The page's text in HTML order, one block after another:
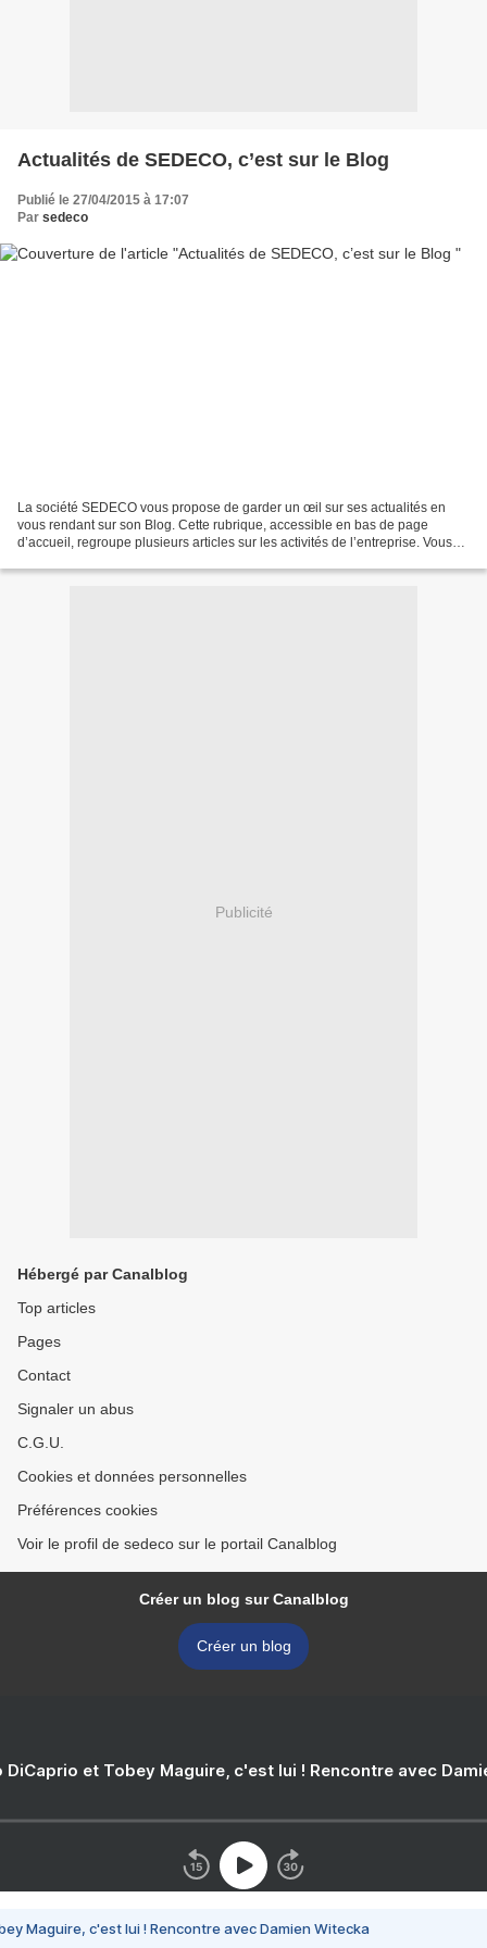
Actualités de SEDECO, c’est sur le Blog
Publié le 27/04/2015 à 17:07
Par sedeco
La société SEDECO vous propose de garder un œil sur ses actualités en
vous rendant sur son Blog. Cette rubrique, accessible en bas de page
d’accueil, regroupe plusieurs articles sur les activités de l’entreprise. Vous
Publicité
Hébergé par Canalblog
Top articles
Pages
Contact
Signaler un abus
C.G.U.
Cookies et données personnelles
Préférences cookies
Voir le profil de sedeco sur le portail Canalblog
Créer un blog sur Canalblog
Créer un blog
DiCaprio et Tobey Maguire, c'est lui ! Rencontre avec
Maguire, c'est lui ! Rencontre avec Damien Witecka